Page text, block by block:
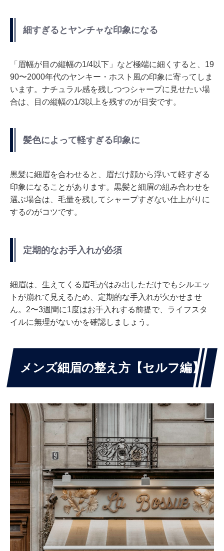
細すぎるとヤンチャな印象になる
「眉幅が目の縦幅の1/4以下」など極端に細くすると、19
90〜2000年代のヤンキー・ホスト風の印象に寄ってしま
います。ナチュラル感を残しつつシャープに見せたい場
合は、目の縦幅の1/3以上を残すのが目安です。
髪色によって軽すぎる印象に
黒髪に細眉を合わせると、眉だけ顔から浮いて軽すぎる
印象になることがあります。黒髪と細眉の組み合わせを
選ぶ場合は、毛量を残してシャープすぎない仕上がりに
するのがコツです。
定期的なお手入れが必須
細眉は、生えてくる眉毛がはみ出しただけでもシルエッ
トが崩れて見えるため、定期的な手入れが欠かせませ
ん。2〜3週間に1度はお手入れする前提で、ライフスタ
イルに無理がないかを確認しましょう。
メンズ細眉の整え方【セルフ編】